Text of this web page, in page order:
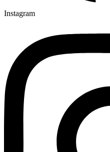
Instagram